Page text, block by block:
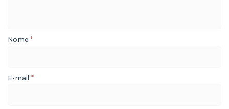
Nome*
E-mail *